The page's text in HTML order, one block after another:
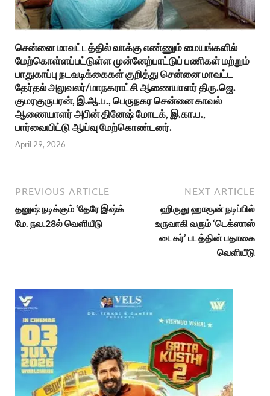
சென்னை மாவட்டத்தில் வாக்கு எண்ணும் மையங்களில்
மேற்கொள்ளப்பட்டுள்ள முன்னேற்பாட்டுப் பணிகள் மற்றும்
பாதுகாப்பு நடவடிக்கைகள் குறித்து சென்னை மாவட்ட
தேர்தல் அலுவலர்/மாநகராட்சி ஆணையாளர் திரு.ஜெ.
குமரகுருபரன், இ.ஆ.ப., பெருநகர சென்னை காவல்
ஆணையாளர் அபின் தினேஷ் மோடக், இ.கா.ப.,
பார்வையிட்டு ஆய்வு மேற்கொண்டனர்.
April 29, 2026
PREVIOUS ARTICLE
தனுஷ் நடிக்கும் ‘தேரே இஷ்க்
மே. நவ.28ல் வெளியீடு
NEXT ARTICLE
ஹிருது ஹாரூன் நடிப்பில்
உருவாகி வரும் ‘டெக்ஸாஸ்
டைகர்’ படத்தின் பதாகை
வெளியீடு